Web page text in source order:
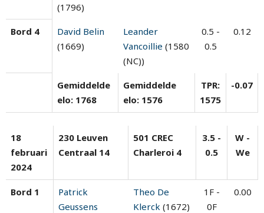
(1796)
Bord 4
David Belin
(1669)
Leander
Vancoillie (1580
(NC))
0.5 -
0.5
0.12
Gemiddelde
elo: 1768
Gemiddelde
elo: 1576
TPR:
1575
-0.07
18
februari
2024
230 Leuven
Centraal 14
501 CREC
Charleroi 4
3.5 -
0.5
W -
We
Bord 1
Patrick
Geussens
Theo De
Klerck (1672)
1F -
0F
0.00